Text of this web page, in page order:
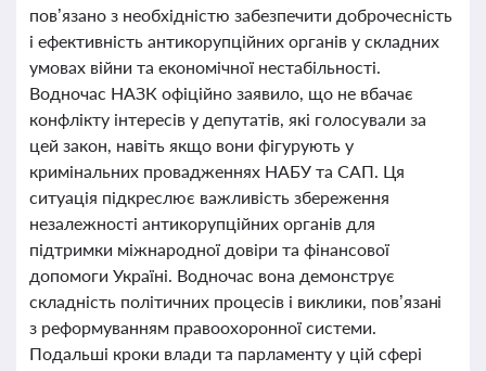
пов’язано з необхідністю забезпечити доброчесність
і ефективність антикорупційних органів у складних
умовах війни та економічної нестабільності.
Водночас НАЗК офіційно заявило, що не вбачає
конфлікту інтересів у депутатів, які голосували за
цей закон, навіть якщо вони фігурують у
кримінальних провадженнях НАБУ та САП. Ця
ситуація підкреслює важливість збереження
незалежності антикорупційних органів для
підтримки міжнародної довіри та фінансової
допомоги Україні. Водночас вона демонструє
складність політичних процесів і виклики, пов’язані
з реформуванням правоохоронної системи.
Подальші кроки влади та парламенту у цій сфері